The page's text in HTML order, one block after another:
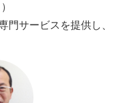
門サービスを提供し、